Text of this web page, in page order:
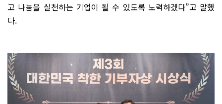
고 나눔을 실천하는 기업이 될 수 있도록 노력하겠다”고 말했
다.